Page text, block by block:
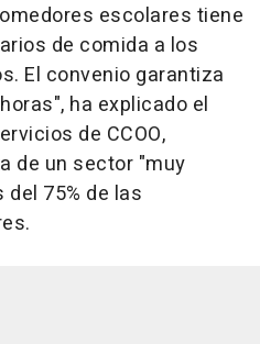
escolares tiene
de comida a los
El convenio garantiza
ha explicado el
de CCOO,
de un sector "muy
75% de las